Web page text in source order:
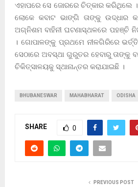
ଏହାପରେ ସେ ଜୋରରେ ଚିତ୍କାର କରିଥିଲେ
ଲୋକେ କବାଟ ଭାଙ୍ଗି ତାଙ୍କୁ ଉଦ୍ଧାର
ଅଗ୍ନିଶମ ବାହିନୀ ଘଟଣାସ୍ଥଳରେ
। ଗୋପାଳଙ୍କୁ ପ୍ରଥମେ ନୀଳଗିରିରେ ଭର୍ତ୍ତି
ସେଠାରେ ଅବସ୍ଥା ଗୁରୁତର ହେବାରୁ ତାଙ୍କୁ
ଚିକିତ୍ସାଳୟକୁ ସ୍ଥାନାନ୍ତର କରାଯାଇଛି ।
BHUBANESWAR MAHABHARAT ODISHA
SHARE 0
PREVIOUS POST